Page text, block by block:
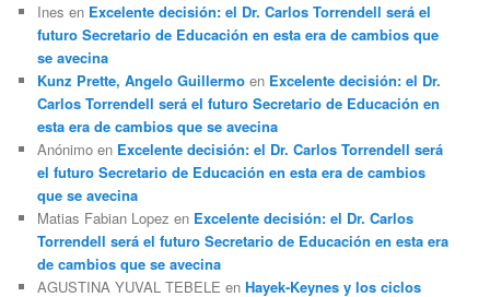
Ines en Excelente decisión: el Dr. Carlos Torrendell será el
futuro Secretario de Educación en esta era de cambios que
se avecina
Kunz Prette, Angelo Guillermo en Excelente decisión: el Dr.
Carlos Torrendell será el futuro Secretario de Educación en
esta era de cambios que se avecina
Anónimo en Excelente decisión: el Dr. Carlos Torrendell será
el futuro Secretario de Educación en esta era de cambios
que se avecina
Matias Fabian Lopez en Excelente decisión: el Dr. Carlos
Torrendell será el futuro Secretario de Educación en esta era
de cambios que se avecina
AGUSTINA YUVAL TEBELE enHayek-Keynes y los ciclos